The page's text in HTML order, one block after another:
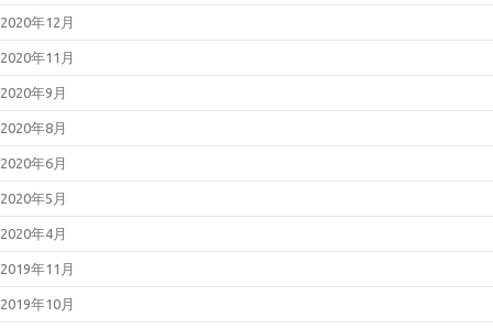
2020年12月
2020年11月
2020年9月
2020年8月
2020年6月
2020年5月
2020年4月
2019年11月
2019年10月